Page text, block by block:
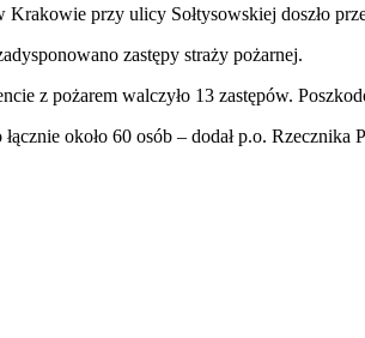
Krakowie przy ulicy Sołtysowskiej doszło
zastępy straży pożarnej.
z pożarem walczyło 13 zastępów.
około 60 osób – dodał p.o.